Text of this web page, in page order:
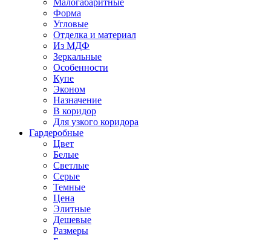
Малогабаритные
Форма
Угловые
Отделка и материал
Из МДФ
Зеркальные
Особенности
Купе
Эконом
Назначение
В коридор
Для узкого коридора
Гардеробные
Цвет
Белые
Светлые
Серые
Темные
Цена
Элитные
Дешевые
Размеры